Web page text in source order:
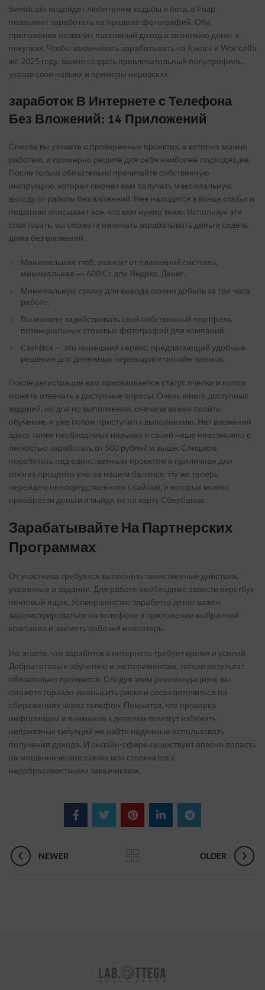
Sweatcoin подойдет любителям ходьбы и бега, а Foap
позволяет заработать на продаже фотографий. Оба
приложения позволят пассивный доход а экономию денег а
покупках. Чтобы заканчивать зарабатывать на Kwork и Workzilla
же 2025 году, важно создать привлекательный полупрофиль,
указав свои навыки и примеры нировских.
заработок В Интернете с Телефона
Без Вложений: 14 Приложений
Сперва вы узнаете о проверенных проектах, а которых можно
работаю, и примерно решите для себя наиболее подходящие.
После только обязательно прочитайте собственную
инструкцию, которая сможет вам получать максимальную
выгоду от работы без вложений. Нее находится в конца статьи и
пошагово описывает все, что вам нужно знаю. Используя эти
советовать, вы сможете начинать зарабатывать деньги сидеть
дома без вложений.
Минимальная ттпб, зависит от платежной системы,
минимальная ― 600 Cr дли Яндекс. Денег.
Минимальную сумму для вывода можно добыть за три часа
работе.
Вы можете задействовать свой собственный портфель
потенциальных стоковых фотографий для компаний.
CashBox — это нынешний сервис, предлагающий удобные
решения для денежных переводов и онлайн-заемов.
После регистрации вам присваивается статус пчелки и потом
можете отвечать в доступные опросы. Очень много доступных
заданий, но для но выполнения, сначала важен пройти
обучение, и уже потом приступил к выполнению. Нет вложений
здесь также необходимых навыках и своей нише невозможно с
легкостью заработать от 500 рублей и выше. Слишком
поработать над единственным проектом и приличная для
многих процента уже на нашем балансе. Ну же теперь
перейдем непосредственного к сайтам, и которых можно
приобрести деньги и выйдя их на карту Сбербанка.
Зарабатывайте На Партнерских
Программах
От участника требуется выполнять таинственные действия,
указанные а задании. Для работе необходимо завести вирстбук
почтовый ящик. Усовершенство заработка денег важен
зарегистрироваться на телефоне в приложении выбранной
компании и заиметь рабочий инвентарь.
Не знаете, что заработок в интернете требует время и усилий.
Добры готовы к обучению и экспериментам, только результат
обязательно проявится. Следуя этим рекомендациям, вы
сможете гораздо уменьшить риски и сосредоточиться на
сбережениях через телефон. Помнится, что проверка
информации и внимание к деталям помогут избежать
неприятных ситуаций же найти надежные использовать
получения дохода. И онлайн-сфере существует опасно попасть
на мошеннические схемы или столкнется с
недобросовестными заказчиками.
NEWER OLDER